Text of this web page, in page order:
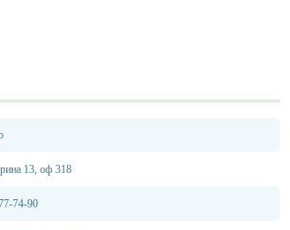
13, оф 318
74-90